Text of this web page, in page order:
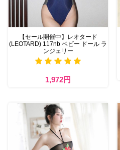
【セール開催中】レオタード
(LEOTARD) 117nb ベビー ドール ラ
ンジェリー
1,972円